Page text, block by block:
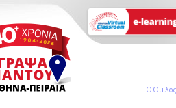
Ο